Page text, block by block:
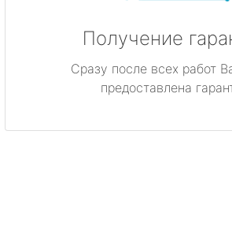
Получение
Сразу после всех работ
предоставлена